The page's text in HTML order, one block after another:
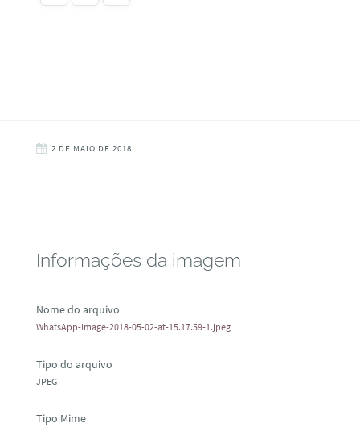
2 DE MAIO DE 2018
Informações da imagem
Nome do arquivo
WhatsApp-Image-2018-05-02-at-15.17.59-1.jpeg
Tipo do arquivo
JPEG
Tipo Mime